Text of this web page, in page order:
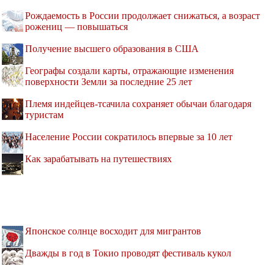
Рождаемость в России продолжает снижаться, а возраст
рожениц — повышаться
Получение высшего образования в США
Географы создали карты, отражающие изменения
поверхности Земли за последние 25 лет
Племя индейцев-тсачила сохраняет обычаи благодаря
туристам
Население России сократилось впервые за 10 лет
Как зарабатывать на путешествиях
Японское солнце восходит для мигрантов
Дважды в год в Токио проводят фестиваль кукол